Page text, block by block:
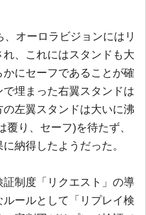
オーロラビジョンにはリ
、これにはスタンドも大
にセーフであることが確
埋まった右翼スタンドは
左翼スタンドは大いに沸
覆り、セーフ)を待たず、
納得したようだった。
制度「リクエスト」の導
ールとして「リプレイ検